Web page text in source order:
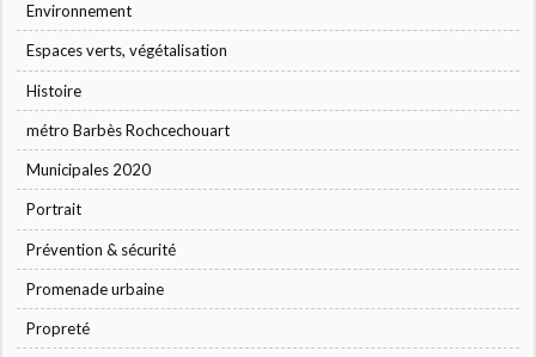
Environnement
Espaces verts, végétalisation
Histoire
métro Barbès Rochcechouart
Municipales 2020
Portrait
Prévention & sécurité
Promenade urbaine
Propreté